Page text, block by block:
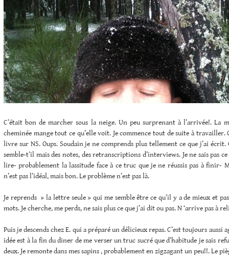
C’était bon de marcher sous la neige. Un peu surprenant à l’arrivée!. La
cheminée mange tout ce qu’elle voit. Je commence tout de suite à
livre sur NS. Oups. Soudain je ne comprends plus tellement ce que j’ai écrit.
semble-t’il mais des notes, des retranscriptions d’interviews. Je ne sais pas
lire- probablement la lassitude face à ce truc que je ne réussis pas à finir-
n’est pas l’idéal, mais bon. Le problème n’est pas là.
Je reprends » la lettre seule » qui me semble être ce qu’il y a de mieux et
mots. Je cherche, me perds, ne sais plus ce que j’ai dit ou pas. N ‘arrive pas à
Puis je descends chez E. qui a préparé un délicieux repas. C’est toujours aussi
idée est à la fin du diner de me verser un truc sucré que d’habitude je sais
deux. Je remonte dans mes sapins , probablement en zigzagant un peu!!. Le